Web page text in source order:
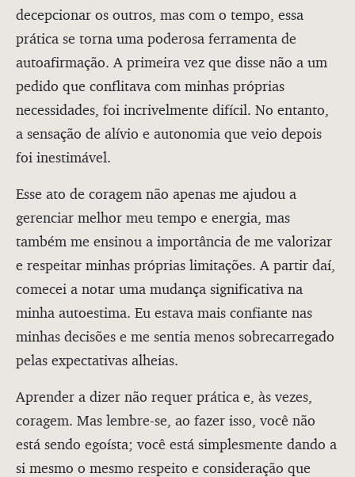
decepcionar os outros, mas com o tempo, essa
prática se torna uma poderosa ferramenta de
autoafirmação. A primeira vez que disse não a um
pedido que conflitava com minhas próprias
necessidades, foi incrivelmente difícil. No entanto,
a sensação de alívio e autonomia que veio depois
foi inestimável.
Esse ato de coragem não apenas me ajudou a
gerenciar melhor meu tempo e energia, mas
também me ensinou a importância de me valorizar
e respeitar minhas próprias limitações. A partir daí,
comecei a notar uma mudança significativa na
minha autoestima. Eu estava mais confiante nas
minhas decisões e me sentia menos sobrecarregado
pelas expectativas alheias.
Aprender a dizer não requer prática e, às vezes,
coragem. Mas lembre-se, ao fazer isso, você não
está sendo egoísta; você está simplesmente dando a
si mesmo o mesmo respeito e consideração que